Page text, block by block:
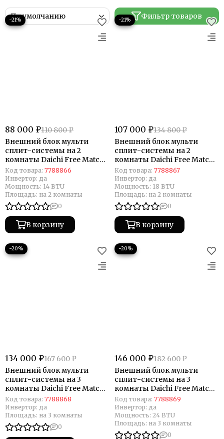
Фильтр товаров
−21%
88 000 ₽110 800 ₽
Внешний блок мульти
сплит-системы на 2
комнаты Daichi Free Match
DF40A2MS1R
Код товара: 7788866
Инвертор: да
Мощность: 14 BTU
Площадь: на 2 комнаты
0
В корзину
−21%
107 000 ₽134 800 ₽
Внешний блок мульти
сплит-системы на 2
комнаты Daichi Free Match
DF50A2MS1R
Код товара: 7788867
Инвертор: да
Мощность: 18 BTU
Площадь: на 2 комнаты
0
В корзину
−20%
134 000 ₽167 600 ₽
Внешний блок мульти
сплит-системы на 3
комнаты Daichi Free Match
DF60A3MS1R
Код товара: 7788868
Инвертор: да
Площадь: на 3 комнаты
0
−20%
146 000 ₽182 600 ₽
Внешний блок мульти
сплит-системы на 3
комнаты Daichi Free Match
DF70A3MS1R
Код товара: 7788869
Инвертор: да
Мощность: 24 BTU
Площадь: на 3 комнаты
0